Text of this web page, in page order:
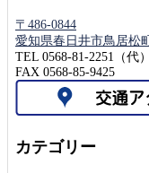
〒486-0844
愛知県春日井市鳥居松
TEL 0568-81-2251（代）
FAX 0568-85-9425
カテゴリー